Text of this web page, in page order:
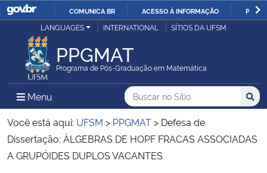
IR
COMUNICA BR ACESSO À INFORMAÇÃO
Ministério da Justiça e Segurança Pública
Ministério da Defesa
Ministério das Relações Exteriores
Ministério da Economia
LANGUAGES INTERNATIONAL SÍTIOS DA UFSM
PPGMAT
Programa de Pós-Graduação em Matemática
Menu Menu Principal do Sítio
Busca
Buscar no no Sítio
Busca:
Você está aqui: UFSM > PPGMAT > Defesa de
Dissertação: ÁLGEBRAS DE HOPF FRACAS ASSOCIADAS
A GRUPÓIDES DUPLOS VACANTES